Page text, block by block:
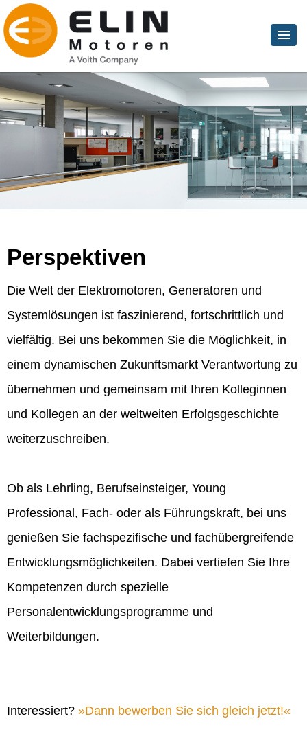
Perspektiven
Die Welt der Elektromotoren, Generatoren und
Systemlösungen ist faszinierend, fortschrittlich und
vielfältig. Bei uns bekommen Sie die Möglichkeit, in
einem dynamischen Zukunftsmarkt Verantwortung zu
übernehmen und gemeinsam mit Ihren Kolleginnen
und Kollegen an der weltweiten Erfolgsgeschichte
weiterzuschreiben.
Ob als Lehrling, Berufseinsteiger, Young
Professional, Fach- oder als Führungskraft, bei uns
genießen Sie fachspezifische und fachübergreifende
Entwicklungsmöglichkeiten. Dabei vertiefen Sie Ihre
Kompetenzen durch spezielle
Personalentwicklungsprogramme und
Weiterbildungen.
Interessiert? Dann bewerben Sie sich gleich jetzt!